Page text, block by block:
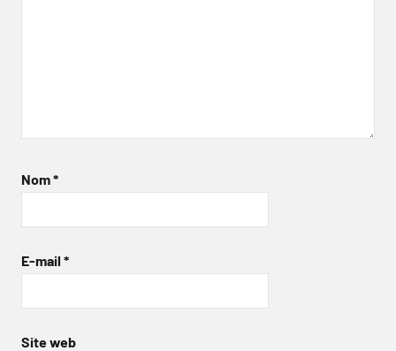
Nom*
E-mail *
Site web